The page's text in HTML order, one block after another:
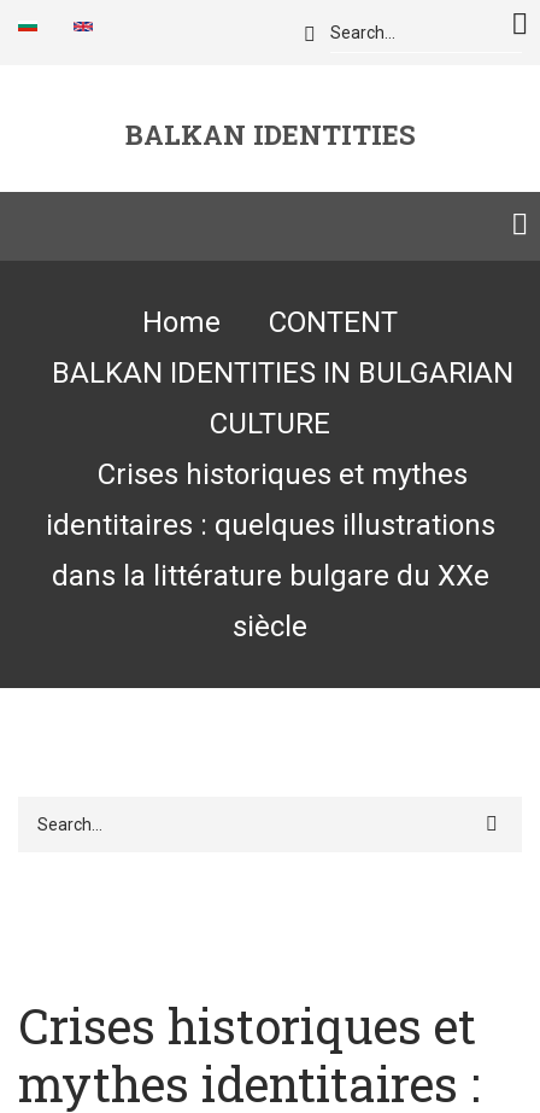
Search
BALKAN IDENTITIES
Breadcrumb
Home
CONTENT
BALKAN IDENTITIES IN BULGARIAN
CULTURE
Crises historiques et mythes
identitaires : quelques illustrations
dans la littérature bulgare du XXe
siècle
Crises historiques et
mythes identitaires :